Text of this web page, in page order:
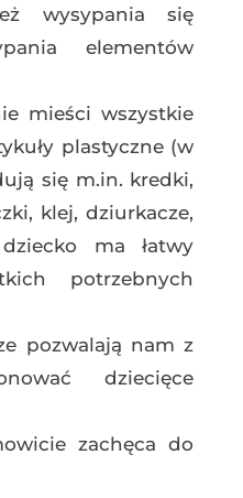
wysypania się
elementów
mieści wszystkie
plastyczne (w
się m.in. kredki,
klej, dziurkacze,
ma łatwy
potrzebnych
pozwalają nam z
dziecięce
zachęca do